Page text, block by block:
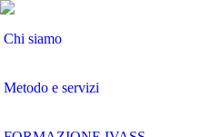
Chi siamo
Metodo e servizi